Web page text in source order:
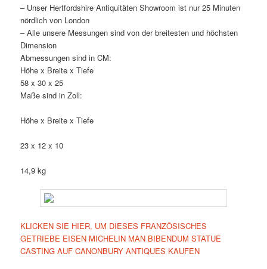
– Unser Hertfordshire Antiquitäten Showroom ist nur 25 Minuten
nördlich von London
– Alle unsere Messungen sind von der breitesten und höchsten
Dimension
Abmessungen sind in CM:
Höhe x Breite x Tiefe
58 x 30 x 25
Maße sind in Zoll:
Höhe x Breite x Tiefe
23 x 12 x 10
14,9 kg
KLICKEN SIE HIER, UM DIESES FRANZÖSISCHES
GETRIEBE EISEN MICHELIN MAN BIBENDUM STATUE
CASTING AUF CANONBURY ANTIQUES KAUFEN